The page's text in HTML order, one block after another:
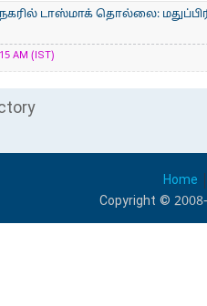
நகரில் டாஸ்மாக் தொல்லை:
AM (IST)
Home
Copyright ©